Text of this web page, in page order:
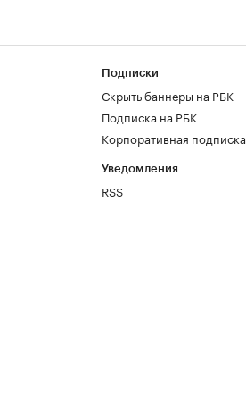
Подписки
Скрыть баннеры на РБК
Подписка на РБК
Корпоративная подписка
Уведомления
RSS